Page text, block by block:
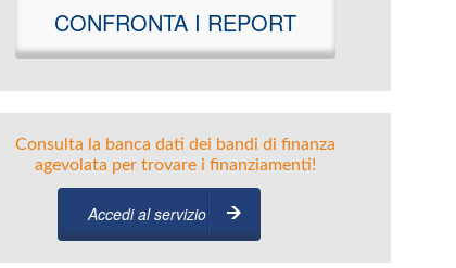
CONFRONTA I REPORT
Consulta la banca dati dei bandi di finanza
agevolata per trovare i finanziamenti!
Accedi al servizio